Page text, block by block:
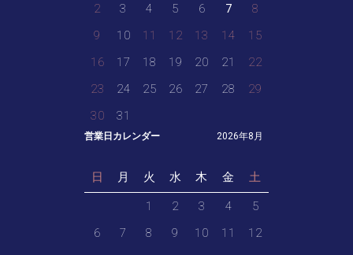
営業日カレンダー 2026年8月
2
3 4 5 6 7
8
9
10 11 12 13 14
15
16
17 18 19 20 21
22
23
24 25 26 27 28
29
30
31
日 月 火 水 木 金 土
1 2 3 4
5
6
7 8 9 10 11
12